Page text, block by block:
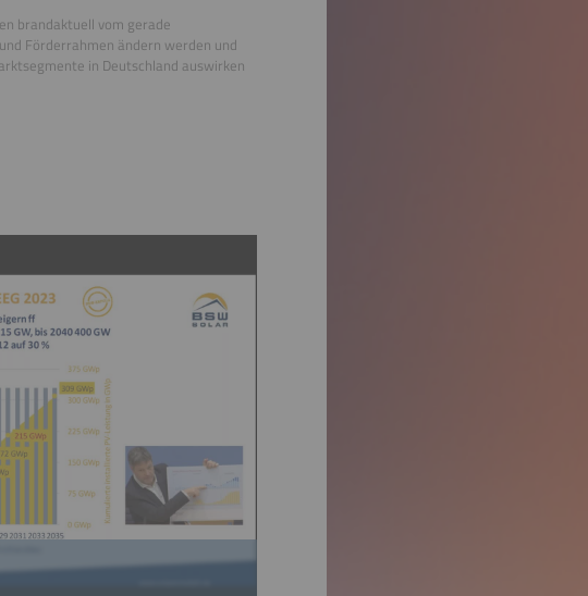
brandaktuell vom gerade
Förderrahmen ändern werden und
in Deutschland auswirken